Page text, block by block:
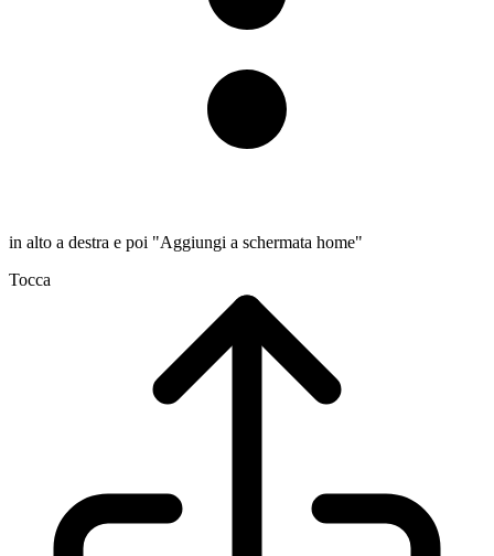
in alto a destra e poi "Aggiungi a schermata home"
Tocca